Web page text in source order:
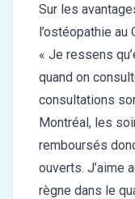
Sur les
l’ostéopathie au
« Je ressens
quand on
consultations
Montréal, les
remboursés
ouverts. J’aime
règne dans le